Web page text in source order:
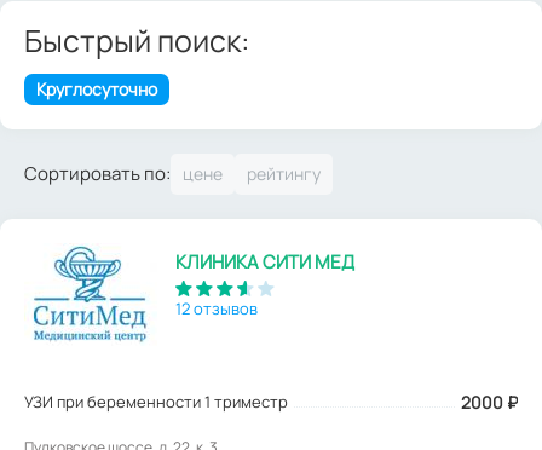
Быстрый поиск:
Круглосуточно
Сортировать по:
КЛИНИКА СИТИ МЕД
12 отзывов
УЗИ при беременности 1 триместр 2000 ₽